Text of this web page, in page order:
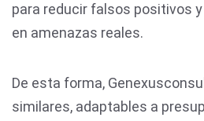
para reducir falsos positivos
en amenazas reales.
De esta forma,
similares, adaptables a